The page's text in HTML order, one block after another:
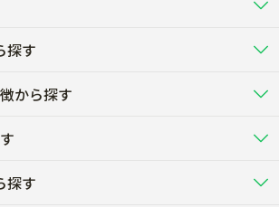
ど）
牛･養豚･養鶏など）
産 ビニールハウスで多様な野菜の生産
産・流
専門職（獣医師･人工授精師･
探す
から探す
探す